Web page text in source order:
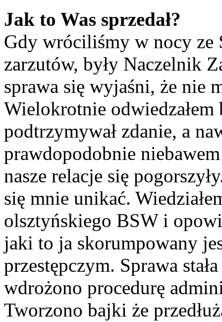
Jak to Was sprzedał?
Gdy wróciliśmy w nocy ze
zarzutów, były Naczelnik
sprawa się wyjaśni, że nie
Wielokrotnie odwiedzałem
podtrzymywał zdanie, a
prawdopodobnie
nasze relacje się
się mnie unikać.
olsztyńskiego BSW i
jaki to ja skorumpowany
przestępczym. Sprawa
wdrożono procedurę
Tworzono bajki że